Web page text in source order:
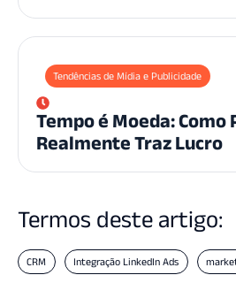
Tendências de Mídia e Publicidade
Tempo é Moeda: Como
Realmente Traz Lucro
Termos deste artigo:
CRM Integração LinkedIn Ads